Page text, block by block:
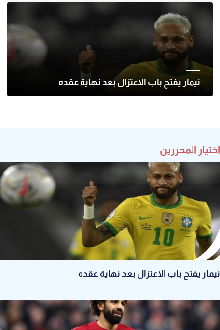
نيمار يفتح باب الاعتزال بعد نهاية عقده
اختيار المحررين
نيمار يفتح باب الاعتزال بعد نهاية عقده